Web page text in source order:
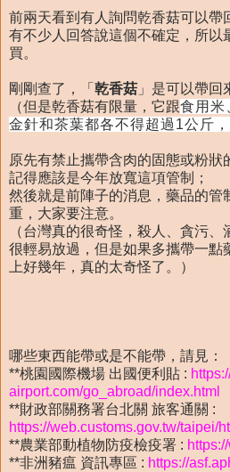
前兩天看到有人詢問乾香菇可以帶
有不少人回答說這個不確定，所以
買。
剛剛查了，「 乾香菇 」是可以帶回
（但是乾香菇有限量，它跟食用米
金針和茶葉都各不得超過1公斤
原先有禁止攜帶含肉的固態或粉狀
記得應該是今年放寬這項管制；
然後就是前陣子的消息，藥品的管
重，大家要注意。
（台灣真的很奇怪，殺人、貪污
很輕易放過，但是如果多攜帶一點
上好幾年，真的太奇怪了。）
哪些東西能帶或是不能帶，請見：
**桃園國際機場 出國便利貼 :
airport.com/go_abroad/index.html
**財政部關務署台北關 旅客通關 :
https://web.customs.gov.tw/taipei/
**農業部動植物防疫檢疫署 :
**非洲豬瘟 資訊專區 : https://